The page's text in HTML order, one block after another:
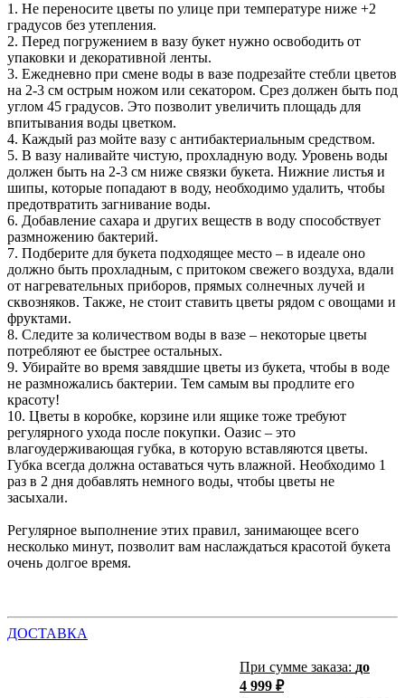
1. Не переносите цветы по улице при температуре ниже +2
градусов без утепления.
2. Перед погружением в вазу букет нужно освободить от
упаковки и декоративной ленты.
3. Ежедневно при смене воды в вазе подрезайте стебли цветов
на 2-3 см острым ножом или секатором. Срез должен быть под
углом 45 градусов. Это позволит увеличить площадь для
впитывания воды цветком.
4. Каждый раз мойте вазу с антибактериальным средством.
5. В вазу наливайте чистую, прохладную воду. Уровень воды
должен быть на 2-3 см ниже связки букета. Нижние листья и
шипы, которые попадают в воду, необходимо удалить, чтобы
предотвратить загнивание воды.
6. Добавление сахара и других веществ в воду способствует
размножению бактерий.
7. Подберите для букета подходящее место – в идеале оно
должно быть прохладным, с притоком свежего воздуха, вдали
от нагревательных приборов, прямых солнечных лучей и
сквозняков. Также, не стоит ставить цветы рядом с овощами и
фруктами.
8. Следите за количеством воды в вазе – некоторые цветы
потребляют ее быстрее остальных.
9. Убирайте во время завядшие цветы из букета, чтобы в воде
не размножались бактерии. Тем самым вы продлите его
красоту!
10. Цветы в коробке, корзине или ящике тоже требуют
регулярного ухода после покупки. Оазис – это
влагоудерживающая губка, в которую вставляются цветы.
Губка всегда должна оставаться чуть влажной. Необходимо 1
раз в 2 дня добавлять немного воды, чтобы цветы не
засыхали.
Регулярное выполнение этих правил, занимающее всего
несколько минут, позволит вам наслаждаться красотой букета
очень долгое время.
ДОСТАВКА
При сумме заказа: до
4 999 ₽